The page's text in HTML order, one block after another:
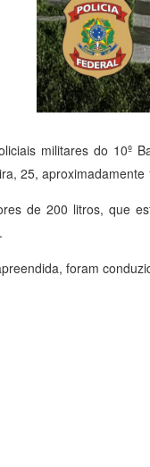
militares do 10º
25, aproximadamente
de 200 litros, que
foram